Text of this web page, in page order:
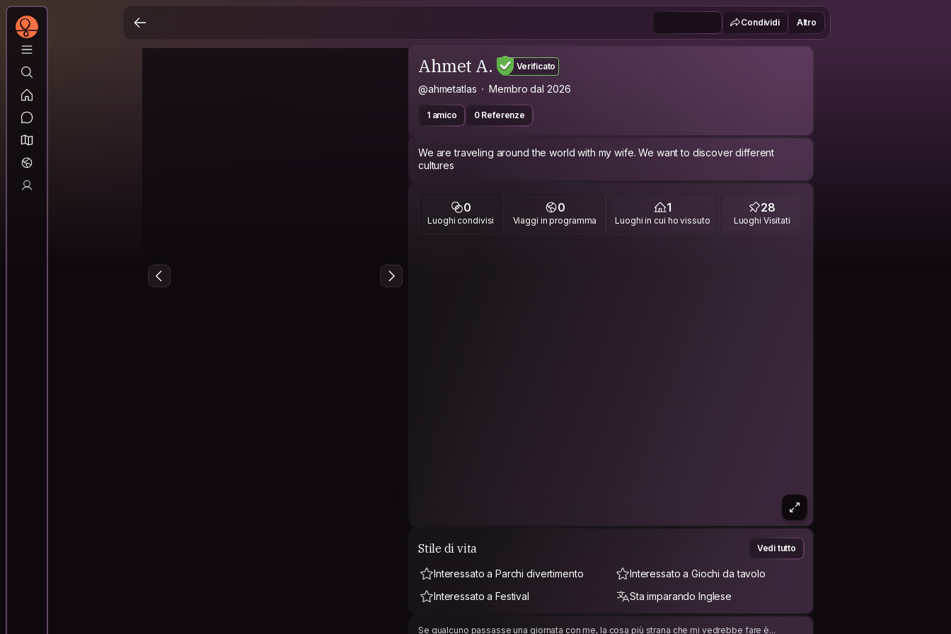
Condividi Altro
Ahmet A. Verificato
@ahmetatlas Membro dal 2026
1 amico 0 Referenze
We are traveling around the world with my wife. We want to discover different
cultures
0
Luoghi condivisi
0
Viaggi in programma
1
Luoghi in cui ho vissuto
28
Luoghi Visitati
Stile di vita Vedi tutto
Interessato a Parchi divertimento
Interessato a Giochi da tavolo
Interessato a Festival
Sta imparando Inglese
Se qualcuno passasse una giornata con me, la cosa più strana che mi vedrebbe fare è...